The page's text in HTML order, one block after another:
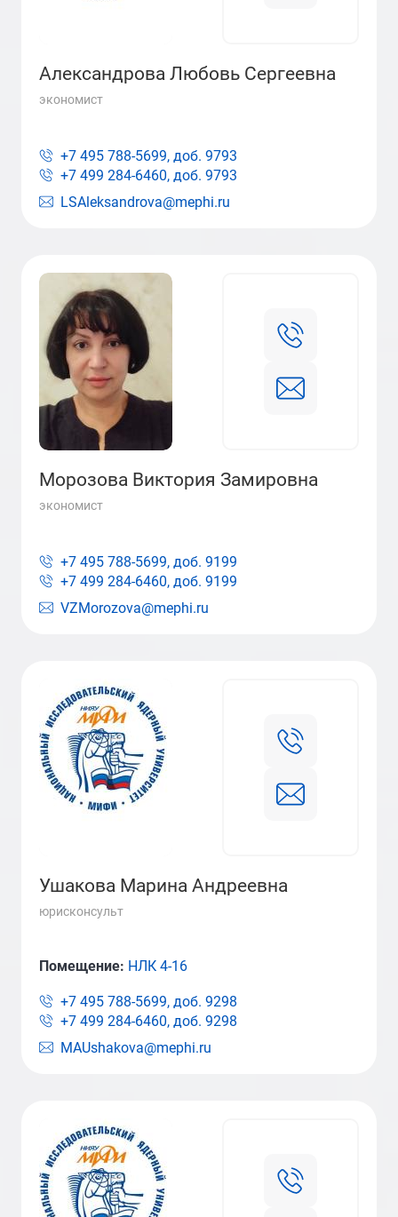
Александрова Любовь Сергеевна
экономист
LSAleksandrova@mephi.ru
+7 495 788-5699, доб. 9793
+7 499 284-6460, доб. 9793
Морозова Виктория Замировна
экономист
VZMorozova@mephi.ru
+7 495 788-5699, доб. 9199
+7 499 284-6460, доб. 9199
Ушакова Марина Андреевна
юрисконсульт
MAUshakova@mephi.ru
Помещение: НЛК 4-16
+7 495 788-5699, доб. 9298
+7 499 284-6460, доб. 9298